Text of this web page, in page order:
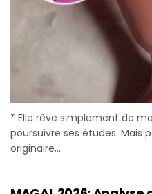
* Elle rêve simplement de
poursuivre ses études. Mais
originaire...